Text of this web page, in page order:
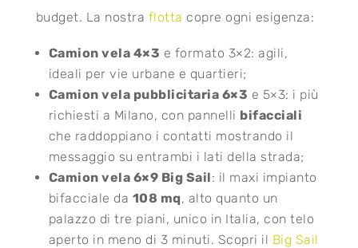
budget. La nostra flotta copre ogni esigenza:
Camion vela 4×3 e formato 3×2: agili,
ideali per vie urbane e quartieri;
Camion vela pubblicitaria 6×3 e 5×3: i più
richiesti a Milano, con pannelli bifacciali
che raddoppiano i contatti mostrando il
messaggio su entrambi i lati della strada;
Camion vela 6×9 Big Sail: il maxi impianto
bifacciale da 108 mq, alto quanto un
palazzo di tre piani, unico in Italia, con telo
aperto in meno di 3 minuti. Scopri il Big Sail